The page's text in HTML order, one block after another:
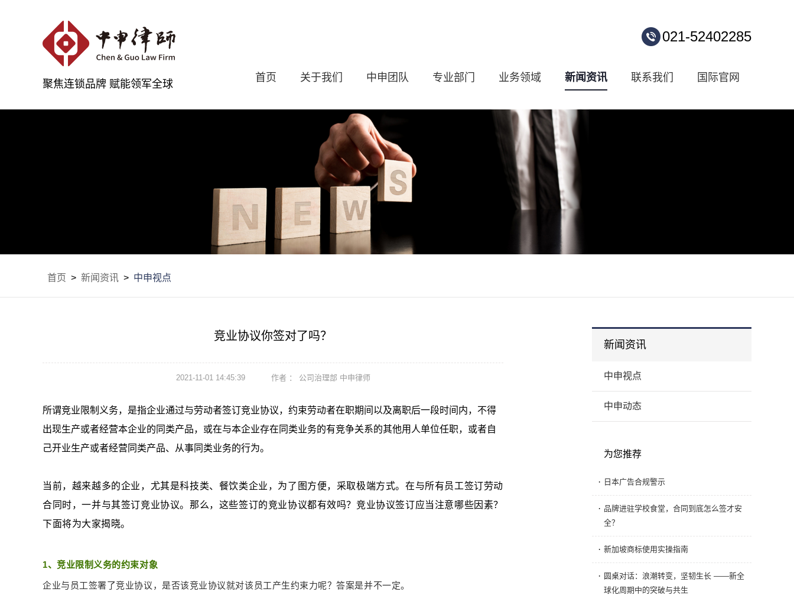
聚焦连锁品牌 赋能领军全球
021-52402285
首页 关于我们 中申团队 专业部门 业务领域 新闻资讯 联系我们 国际官网
首页 > 新闻资讯 > 中申视点
竞业协议你签对了吗？
2021-11-01 14:45:39 作者 ： 公司治理部 中申律师
所谓竞业限制义务，是指企业通过与劳动者签订竞业协议，约束劳动者在职期间以及离职后一段时间内，不得
出现生产或者经营本企业的同类产品，或在与本企业存在同类业务的有竞争关系的其他用人单位任职，或者自
己开业生产或者经营同类产品、从事同类业务的行为。
当前，越来越多的企业，尤其是科技类、餐饮类企业，为了图方便，采取极端方式。在与所有员工签订劳动
合同时，一并与其签订竞业协议。那么，这些签订的竞业协议都有效吗？竞业协议签订应当注意哪些因素？
下面将为大家揭晓。
1、竞业限制义务的约束对象
企业与员工签署了竞业协议，是否该竞业协议就对该员工产生约束力呢？答案是并不一定。
新闻资讯
中申视点
中申动态
为您推荐
· 日本广告合规警示
· 品牌进驻学校食堂，合同到底怎么签才安
全？
· 新加坡商标使用实操指南
· 圆桌对话：浪潮转变，坚韧生长 ——新全
球化周期中的突破与共生